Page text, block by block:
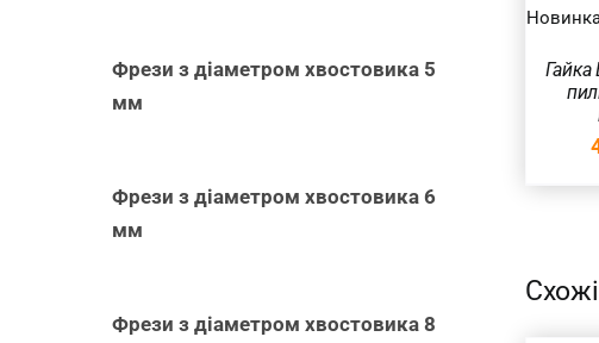
Гайка
Фрези з діаметром хвостовика 5
мм
Фрези з діаметром хвостовика 6
мм
Фрези з діаметром хвостовика 8